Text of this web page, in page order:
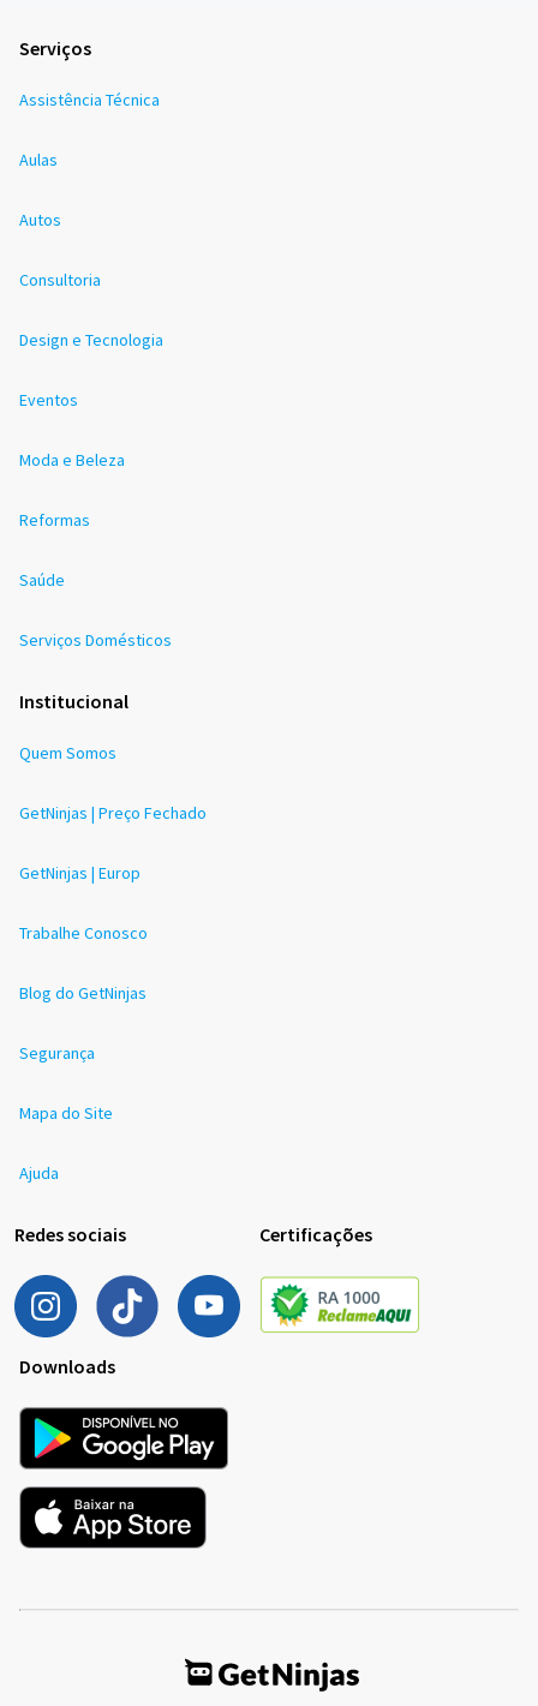
Serviços
Assistência Técnica
Aulas
Autos
Consultoria
Design e Tecnologia
Eventos
Moda e Beleza
Reformas
Saúde
Serviços Domésticos
Institucional
Quem Somos
GetNinjas | Preço Fechado
GetNinjas | Europ
Trabalhe Conosco
Blog do GetNinjas
Segurança
Mapa do Site
Ajuda
Redes sociais Certificações
Downloads